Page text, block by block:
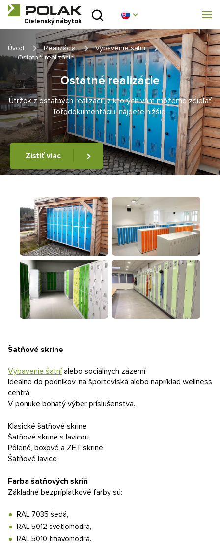
Dielenský nábytok
Úvod
Produktové rady
O nás
Poradňa
Blog
Na stiahnutie
Realizácia
Obchodná sieť
Kontakt
E-dopyt
Konfigurátor
Úvod Realizácia
Vybavenie šatní
Ostatné realizácie
Ostatné realizácie
Útržok z ostatných realizácií, z ktorých vám môžeme zdieľať
fotodokumentáciu, nájdete nižšie.
Zistiť viac
Šatňové skrine
Vybavenie šatníalebo sociálnych zázemí.
Ideálne do podnikov, na športoviská alebo napríklad wellness
centrá.
V ponuke bohatý výber príslušenstva.
Klasické šatňové skrine
Šatňové skrine s lavicou
Pôlené, boxové a ZET skrine
Šatňové lavice
Farba šatňových skríň
Základné bezpríplatkové farby sú:
RAL 7035 šedá,
RAL 5012 svetlomodrá,
RAL 5010 tmavomodrá.